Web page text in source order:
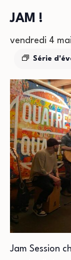
JAM !
vendredi 4
Série
Jam Session